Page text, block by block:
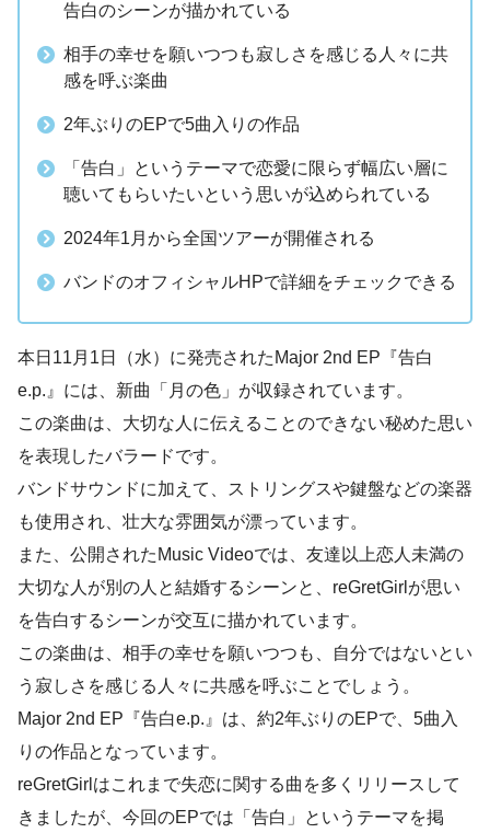
告白のシーンが描かれている
相手の幸せを願いつつも寂しさを感じる人々に共
感を呼ぶ楽曲
2年ぶりのEPで5曲入りの作品
「告白」というテーマで恋愛に限らず幅広い層に
聴いてもらいたいという思いが込められている
2024年1月から全国ツアーが開催される
バンドのオフィシャルHPで詳細をチェックできる
本日11月1日（水）に発売されたMajor 2nd EP『告白
e.p.』には、新曲「月の色」が収録されています。
この楽曲は、大切な人に伝えることのできない秘めた思い
を表現したバラードです。
バンドサウンドに加えて、ストリングスや鍵盤などの楽器
も使用され、壮大な雰囲気が漂っています。
また、公開されたMusic Videoでは、友達以上恋人未満の
大切な人が別の人と結婚するシーンと、reGretGirlが思い
を告白するシーンが交互に描かれています。
この楽曲は、相手の幸せを願いつつも、自分ではないとい
う寂しさを感じる人々に共感を呼ぶことでしょう。
Major 2nd EP『告白e.p.』は、約2年ぶりのEPで、5曲入
りの作品となっています。
reGretGirlはこれまで失恋に関する曲を多くリリースして
きましたが、今回のEPでは「告白」というテーマを掲